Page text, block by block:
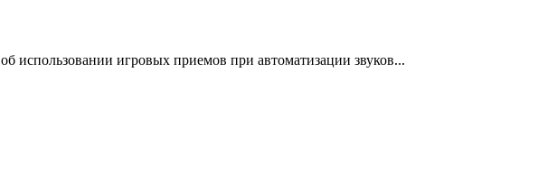
игровых приемов при автоматизации звуков...